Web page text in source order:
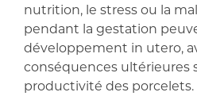
nutrition, le stress ou la
pendant la gestation
développement in utero,
conséquences ultérieures
productivité des porcelets.